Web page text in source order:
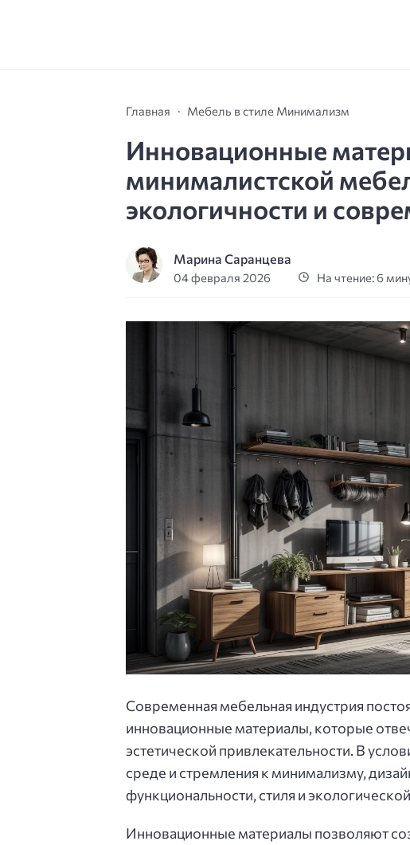
Главная Мебель в стиле Минимализм
Инновационные
минималистской
экологичности и
Марина Саранцева
04 февраля 2026 На чтение: 6
Современная мебельная индустрия
инновационные материалы, которые
эстетической привлекательности. В
среде и стремления к минимализму,
функциональности, стиля и
Инновационные материалы позволяют